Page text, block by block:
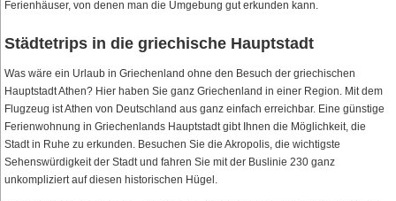
Ferienhäuser, von denen man die Umgebung gut erkunden kann.
Städtetrips in die griechische Hauptstadt
Was wäre ein Urlaub in Griechenland ohne den Besuch der griechischen
Hauptstadt Athen? Hier haben Sie ganz Griechenland in einer Region. Mit dem
Flugzeug ist Athen von Deutschland aus ganz einfach erreichbar. Eine günstige
Ferienwohnung in Griechenlands Hauptstadt gibt Ihnen die Möglichkeit, die
Stadt in Ruhe zu erkunden. Besuchen Sie die Akropolis, die wichtigste
Sehenswürdigkeit der Stadt und fahren Sie mit der Buslinie 230 ganz
unkompliziert auf diesen historischen Hügel.